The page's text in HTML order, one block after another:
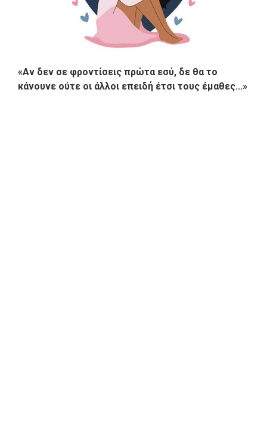
«Αν δεν σε φροντίσεις πρώτα εσύ, δε θα το
κάνουνε ούτε οι άλλοι επειδή έτσι τους έμαθες...»